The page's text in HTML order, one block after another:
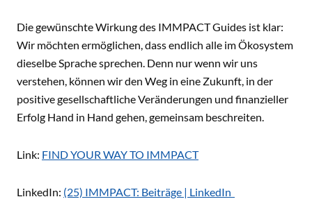
Die gewünschte Wirkung des IMMPACT Guides ist klar:
Wir möchten ermöglichen, dass endlich alle im Ökosystem
dieselbe Sprache sprechen. Denn nur wenn wir uns
verstehen, können wir den Weg in eine Zukunft, in der
positive gesellschaftliche Veränderungen und finanzieller
Erfolg Hand in Hand gehen, gemeinsam beschreiten.
Link: FIND YOUR WAY TO IMMPACT
LinkedIn: (25) IMMPACT: Beiträge | LinkedIn